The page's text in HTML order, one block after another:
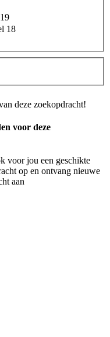
19
18
deze zoekopdracht!
voor deze
voor jou een geschikte
op en ontvang nieuwe
aan